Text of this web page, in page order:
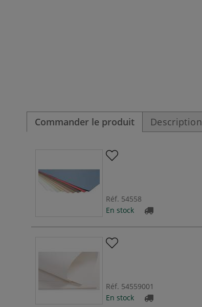
Commander le produit Description
Réf. 54558
En stock
Réf. 54559001
En stock